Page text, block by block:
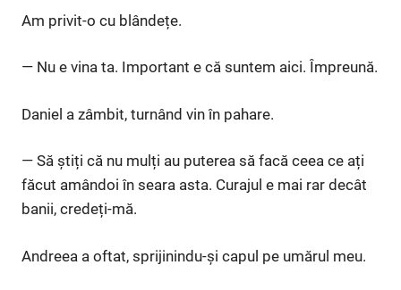
Am privit-o cu blândețe.
— Nu e vina ta. Important e că suntem aici. Împreună.
Daniel a zâmbit, turnând vin în pahare.
— Să știți că nu mulți au puterea să facă ceea ce ați
făcut amândoi în seara asta. Curajul e mai rar decât
banii, credeți-mă.
Andreea a oftat, sprijinindu-și capul pe umărul meu.